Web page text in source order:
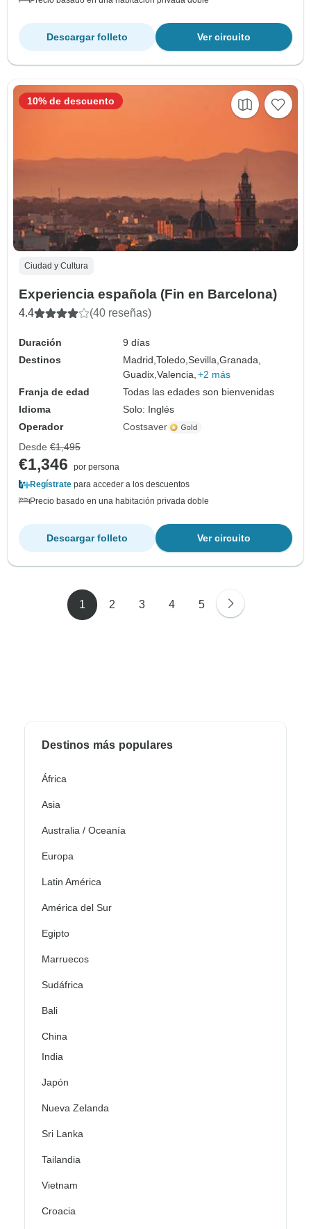
Ver circuito
Descargar folleto
Ciudad y Cultura
Experiencia española (Fin en Barcelona)
4.4 (40 reseñas)
Duración
9 días
Destinos
Madrid,Toledo,Sevilla,Granada,
Guadix,Valencia, +2 más
Franja de edad
Todas las edades son bienvenidas
Idioma
Solo: Inglés
Operador
Costsaver
10% de descuento
Desde €1,495
€1,346
por persona
Regístrate para acceder a los descuentos
Precio basado en una habitación privada doble
Ver circuito
Descargar folleto
1 2 3 4 5
Destinos más populares
África
Asia
Australia / Oceanía
Europa
Latin América
América del Sur
Egipto
Marruecos
Sudáfrica
Bali
China
India
Japón
Nueva Zelanda
Sri Lanka
Tailandia
Vietnam
Croacia